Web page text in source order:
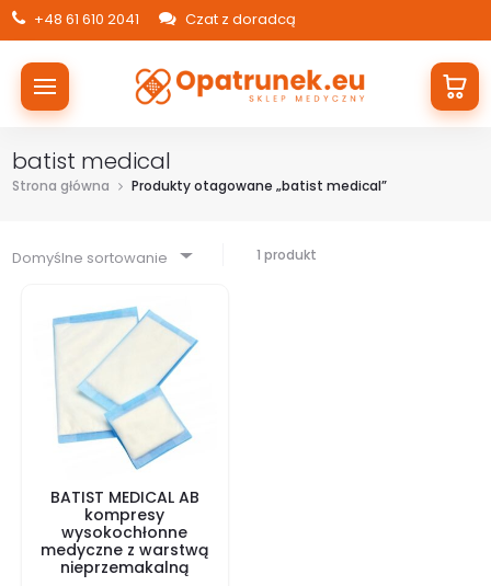
+48 61 610 2041 Czat z doradcą
batist medical
Strona główna Produkty otagowane „batist medical”
Domyślne sortowanie 1 produkt
BATIST MEDICAL AB
kompresy
wysokochłonne
medyczne z warstwą
nieprzemakalną